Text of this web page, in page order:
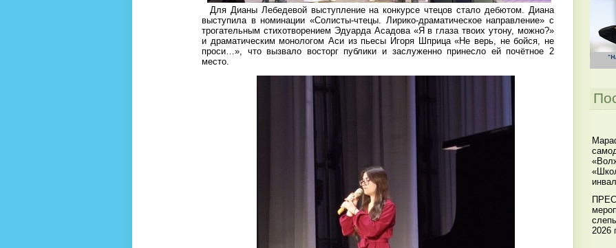
Для Дианы Лебедевой выступление на конкурсе чтецов стало дебютом. Диана
выступила в номинации «Солисты-чтецы. Лирико-драматическое направление» с
трогательным стихотворением Эдуарда Асадова «Я в глаза твоих утону, можно?»
и драматическим монологом Аси из пьесы Игоря Шприца «Не верь, не бойся, не
проси…», что вызвало восторг публики и заслуженно принесло ей почётное 2
место.
2026